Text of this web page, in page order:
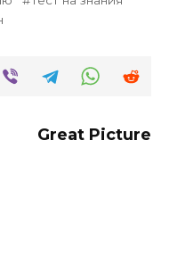
Great Picture